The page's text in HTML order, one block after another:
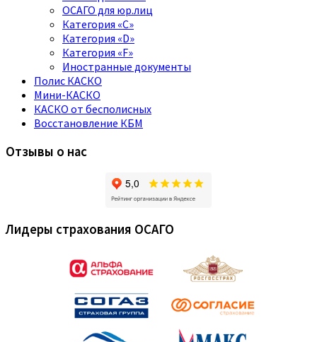
ОСАГО для юр.лиц
Категория «C»
Категория «D»
Категория «F»
Иностранные документы
Полис КАСКО
Мини-КАСКО
КАСКО от бесполисных
Восстановление КБМ
Отзывы о нас
Лидеры страхования ОСАГО